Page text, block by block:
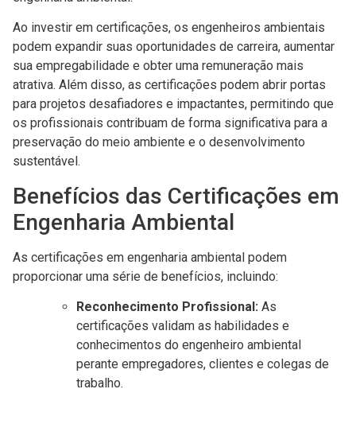
Ao investir em certificações, os engenheiros ambientais
podem expandir suas oportunidades de carreira, aumentar
sua empregabilidade e obter uma remuneração mais
atrativa. Além disso, as certificações podem abrir portas
para projetos desafiadores e impactantes, permitindo que
os profissionais contribuam de forma significativa para a
preservação do meio ambiente e o desenvolvimento
sustentável.
Benefícios das Certificações em
Engenharia Ambiental
As certificações em engenharia ambiental podem
proporcionar uma série de benefícios, incluindo:
Reconhecimento Profissional: As
certificações validam as habilidades e
conhecimentos do engenheiro ambiental
perante empregadores, clientes e colegas de
trabalho.